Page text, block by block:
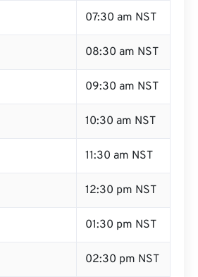
07:30 am NST
08:30 am NST
09:30 am NST
10:30 am NST
11:30 am NST
12:30 pm NST
01:30 pm NST
02:30 pm NST